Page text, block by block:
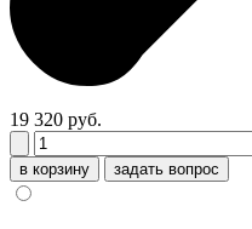
19 320 руб.
в корзину задать вопрос